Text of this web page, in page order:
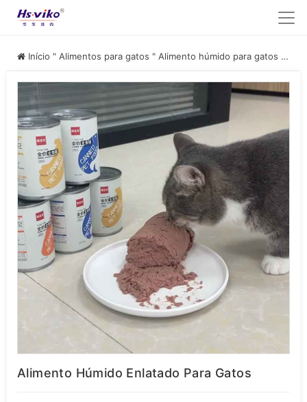
Início " Alimentos para gatos " Alimento húmido para gatos "
Alimento Húmido Enlatado Para Gatos